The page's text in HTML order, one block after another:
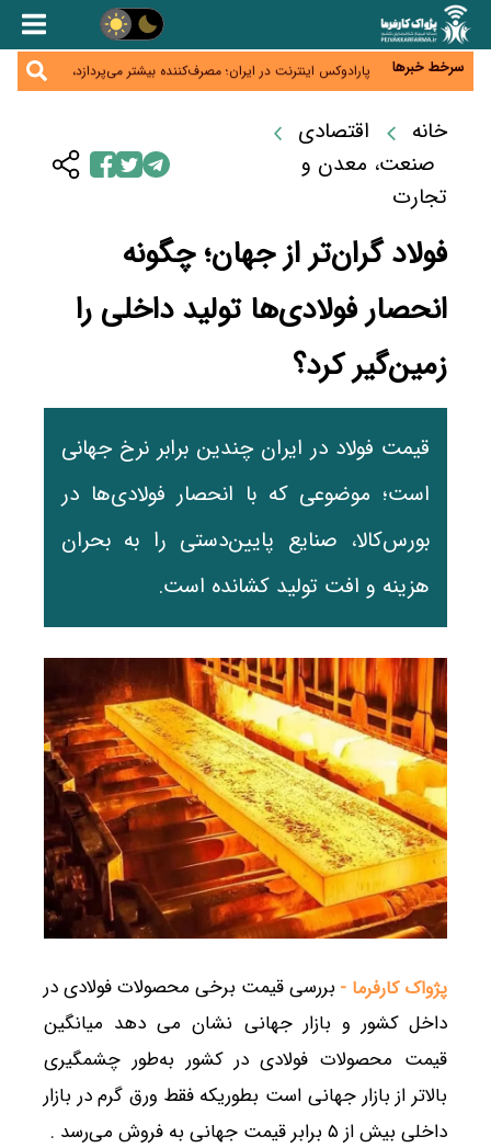
سرخط خبرها
زائران اربعین نگران ارز باقی‌مانده نباشند؛ خرید دینار در
جنگ کریدورها وارد فاز جدید شد؛ سرمایه‌گذاری ۳۴۵
میلیارد دلاری اوراسیا تا ۲۰۳۵
پارادوکس اینترنت در ایران؛ مصرف‌کننده بیشتر می‌پردازد،
شبکه کمتر توسعه می‌یابد
جدید سیاست‌های مالیاتی در حمایت از تولید
معمای تأمین ۸۰ همت معوقات بازنشستگان؛ بانک رفاه
وارد میدان شد
خانه
اقتصادی
صنعت، معدن و
تجارت
فولاد گران‌تر از جهان؛ چگونه
انحصار فولادی‌ها تولید داخلی را
زمین‌گیر کرد؟
قیمت فولاد در ایران چندین برابر نرخ جهانی
است؛ موضوعی که با انحصار فولادی‌ها در
بورس‌کالا، صنایع پایین‌دستی را به بحران
هزینه و افت تولید کشانده است.
پژواک کارفرما - بررسی قیمت برخی محصولات فولادی در
داخل کشور و بازار جهانی نشان می دهد میانگین
قیمت محصولات فولادی در کشور به‌طور چشمگیری
بالاتر از بازار جهانی است بطوریکه فقط ورق گرم در بازار
داخلی بیش از ۵ برابر قیمت جهانی به فروش می‌رسد .